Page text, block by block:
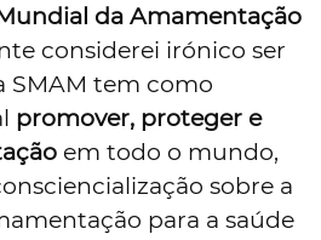
da Amamentação
considerei irónico ser
SMAM tem como
promover, proteger e
em todo o mundo,
sobre a
para a saúde